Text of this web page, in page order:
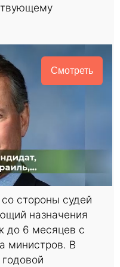
Смотреть
стороны судей
назначения
до 6 месяцев с
министров. В